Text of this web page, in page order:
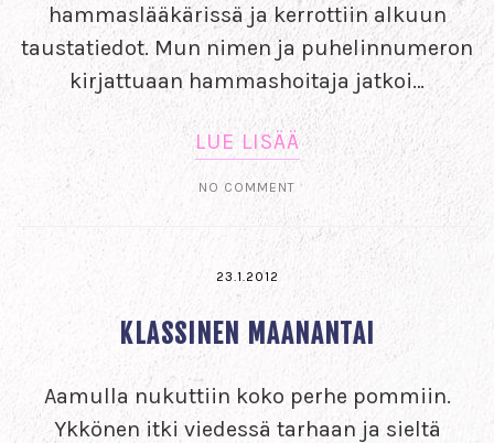
hammaslääkärissä ja kerrottiin alkuun
taustatiedot. Mun nimen ja puhelinnumeron
kirjattuaan hammashoitaja jatkoi…
LUE LISÄÄ
NO COMMENT
23.1.2012
KLASSINEN MAANANTAI
Aamulla nukuttiin koko perhe pommiin.
Ykkönen itki viedessä tarhaan ja sieltä